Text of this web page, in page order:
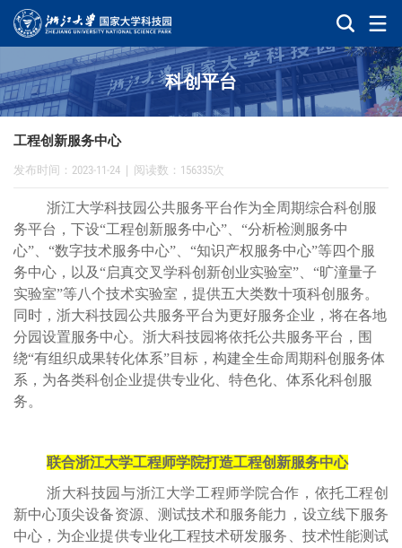
科创平台
工程创新服务中心
发布时间：2023-11-24 阅读数：156335次
浙江大学科技园公共服务平台作为全周期综合科创服
务平台，下设“工程创新服务中心” “分析检测服务中
心” “数字技术服务中心” “知识产权服务中心”等四个服
务中心，以及“启真交叉学科创新创业实验室” “旷潼量子
实验室”等八个技术实验室，提供五大类数十项科创服务。
同时，浙大科技园公共服务平台为更好服务企业，将在各地
分园设置服务中心。浙大科技园将依托公共服务平台，围
绕“有组织成果转化体系”目标，构建全生命周期科创服务体
系，为各类科创企业提供专业化、特色化、体系化科创服
务。
联合浙江大学工程师学院打造工程创新服务中心
浙大科技园与浙江大学工程师学院合作，依托工程创
新中心顶尖设备资源、测试技术和服务能力，设立线下服务
中心，为企业提供专业化工程技术研发服务、技术性能测试